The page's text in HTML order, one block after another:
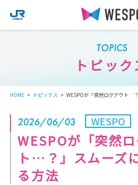
TOPICS
トピック
HOME トピックス WESPOが「突然ログアウト…
2026/06/03 WESPO
WESPOが「突然
ト…？」スムーズ
る方法